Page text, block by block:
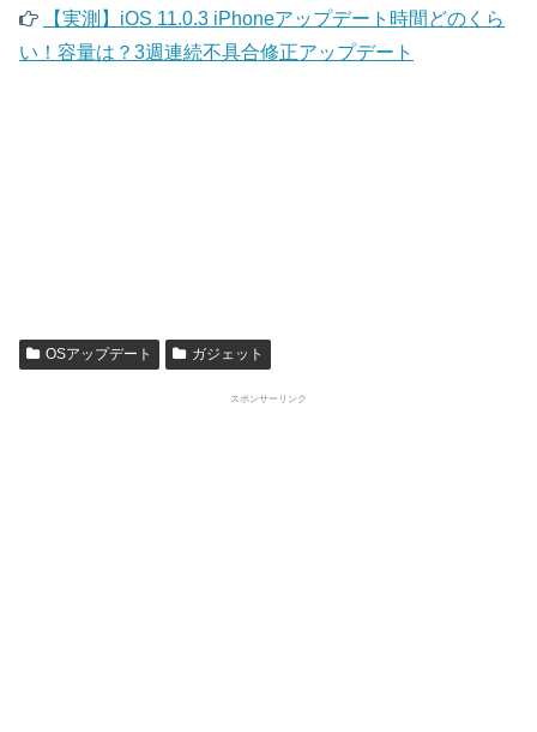
【実測】iOS 11.0.3 iPhoneアップデート時間どのくら
い！容量は？3週連続不具合修正アップデート
OSアップデート ガジェット
スポンサーリンク